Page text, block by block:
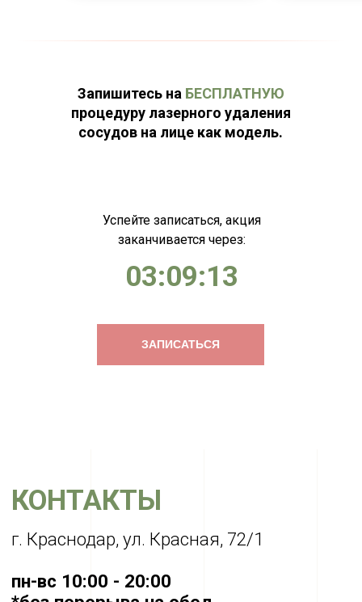
Запишитесь на БЕСПЛАТНУЮ
процедуру лазерного удаления
сосудов на лице как модель.
03:09:13
ЗАПИСАТЬСЯ
Успейте записаться, акция
заканчивается через: